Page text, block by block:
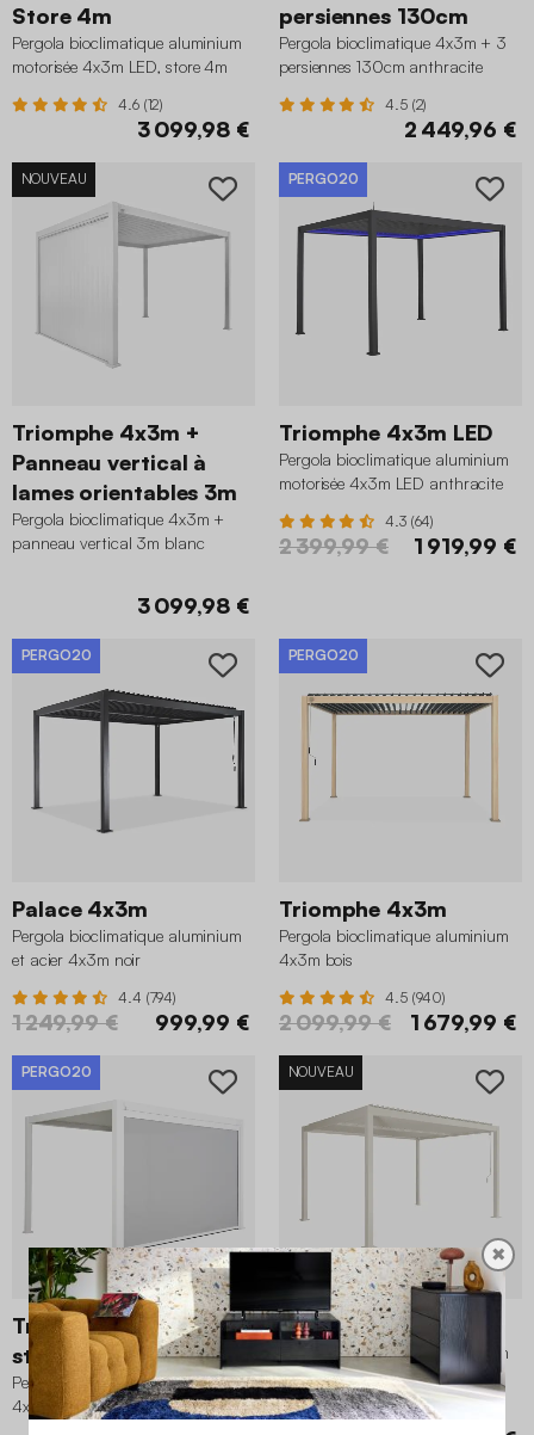
Store 4m
Pergola bioclimatique aluminium
motorisée 4x3m LED, store 4m
4.6 (12)
3 099,98 €
persiennes 130cm
Pergola bioclimatique 4x3m + 3
persiennes 130cm anthracite
4.5 (2)
2 449,96 €
NOUVEAU
Triomphe 4x3m +
Panneau vertical à
lames orientables 3m
Pergola bioclimatique 4x3m +
panneau vertical 3m blanc
3 099,98 €
PERGO20
Triomphe 4x3m LED
Pergola bioclimatique aluminium
motorisée 4x3m LED anthracite
4.3 (64)
2 399,99 € 1 919,99 €
PERGO20
Palace 4x3m
Pergola bioclimatique aluminium
et acier 4x3m noir
4.4 (794)
1 249,99 € 999,99 €
PERGO20
Triomphe 4x3m
Pergola bioclimatique aluminium
4x3m bois
4.5 (940)
2 099,99 € 1 679,99 €
PERGO20
Triomphe 4x3m +
store 4m
Pergola bioclimatique aluminium
4x3m, store 4m blanc
NOUVEAU
Palace 4x3m
Pergola bioclimatique aluminium
et acier 4x3m beige
4.5 (561)
✖